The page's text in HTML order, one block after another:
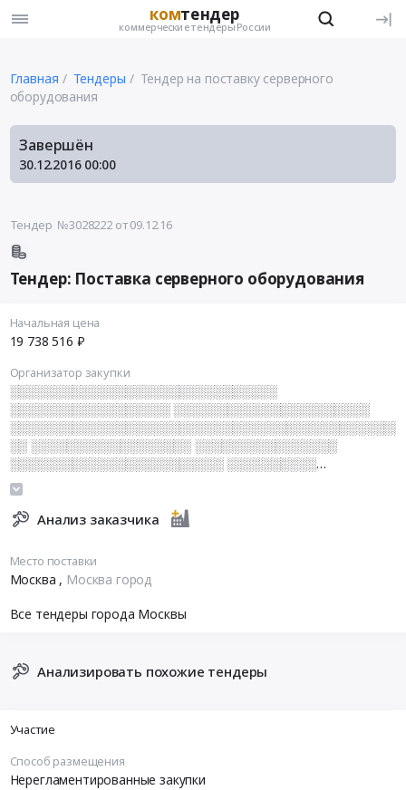
комтендер
коммерческие тендеры России
Главная Тендеры
Тендер на поставку серверного
оборудования
Завершён
30.12.2016 00:00
Тендер №3028222от 09.12.16
Тендер: Поставка серверного оборудования
Начальная цена
19 738 516 ₽
Организатор закупки
░░░░░░░░░░░░░░░░░░░░░░░░░░░░░░
░░░░░░░░░░░░░░░░░░ ░░░░░░░░░░░░░░░░░░░░░░
░░ ░░░░░░░░░░░░░░░░░░ ░░░░░░░░░░░░░░░░
░░░░░░░░░░░░░░░░░░░░░░░░ ░░░░░░░░░░
░░░░░░░░░░░░ ░░░░░░░░░░░░░
Анализ заказчика
Место поставки
Москва , Москва город
Все тендеры города Москвы
Анализировать похожие тендеры
Участие
Способ размещения
Нерегламентированные закупки